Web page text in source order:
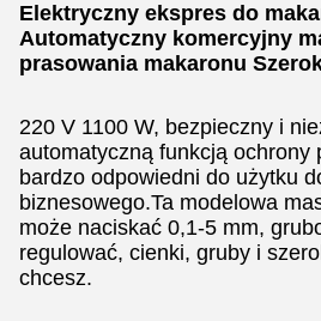
Elektryczny ekspres do
Automatyczny komercyjny
prasowania makaronu
220 V 1100 W, bezpieczny i
automatyczną funkcją ochrony
bardzo odpowiedni do użytku
biznesowego.Ta modelowa
może naciskać 0,1-5 mm,
regulować, cienki, gruby i
chcesz.